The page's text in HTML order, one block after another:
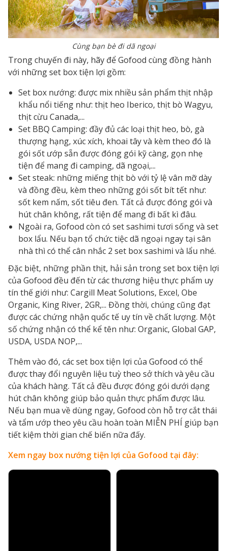
Cùng bạn bè đi dã ngoại
Trong chuyến đi này, hãy để Gofood cùng đồng hành
với những set box tiện lợi gồm:
Set box nướng: được mix nhiều sản phẩm thịt nhập
khẩu nổi tiếng như: thịt heo Iberico, thịt bò Wagyu,
thịt cừu Canada,...
Set BBQ Camping: đầy đủ các loại thịt heo, bò, gà
thượng hạng, xúc xích, khoai tây và kèm theo đó là
gói sốt ướp sẵn được đóng gói kỹ càng, gọn nhẹ
tiện để mang đi camping, dã ngoại,...
Set steak: những miếng thịt bò với tỷ lệ vân mỡ dày
và đồng đều, kèm theo những gói sốt bít tết như:
sốt kem nấm, sốt tiêu đen. Tất cả được đóng gói và
hút chân không, rất tiện để mang đi bất kì đâu.
Ngoài ra, Gofood còn có set sashimi tươi sống và set
box lẩu. Nếu bạn tổ chức tiệc dã ngoại ngay tại sân
nhà thì có thể cân nhắc 2 set box sashimi và lẩu nhé.
Đặc biệt, những phần thịt, hải sản trong set box tiện lợi
của Gofood đều đến từ các thương hiệu thực phẩm uy
tín thế giới như: Cargill Meat Solutions, Excel, Obe
Organic, King River, 2GR,... Đồng thời, chúng cũng đạt
được các chứng nhận quốc tế uy tín về chất lượng. Một
số chứng nhận có thể kể tên như: Organic, Global GAP,
USDA, USDA NOP,...
Thêm vào đó, các set box tiện lợi của Gofood có thể
được thay đổi nguyên liệu tuỳ theo sở thích và yêu cầu
của khách hàng. Tất cả đều được đóng gói dưới dạng
hút chân không giúp bảo quản thực phẩm được lâu.
Nếu bạn mua về dùng ngay, Gofood còn hỗ trợ cắt thái
và tẩm ướp theo yêu cầu hoàn toàn MIỄN PHÍ giúp bạn
tiết kiệm thời gian chế biến nữa đấy.
Xem ngay box nướng tiện lợi của Gofood tại đây: